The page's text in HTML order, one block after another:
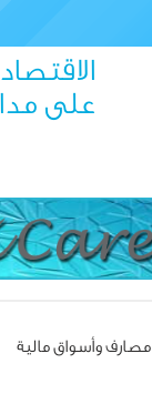
على
مصارف وأسواق مالية